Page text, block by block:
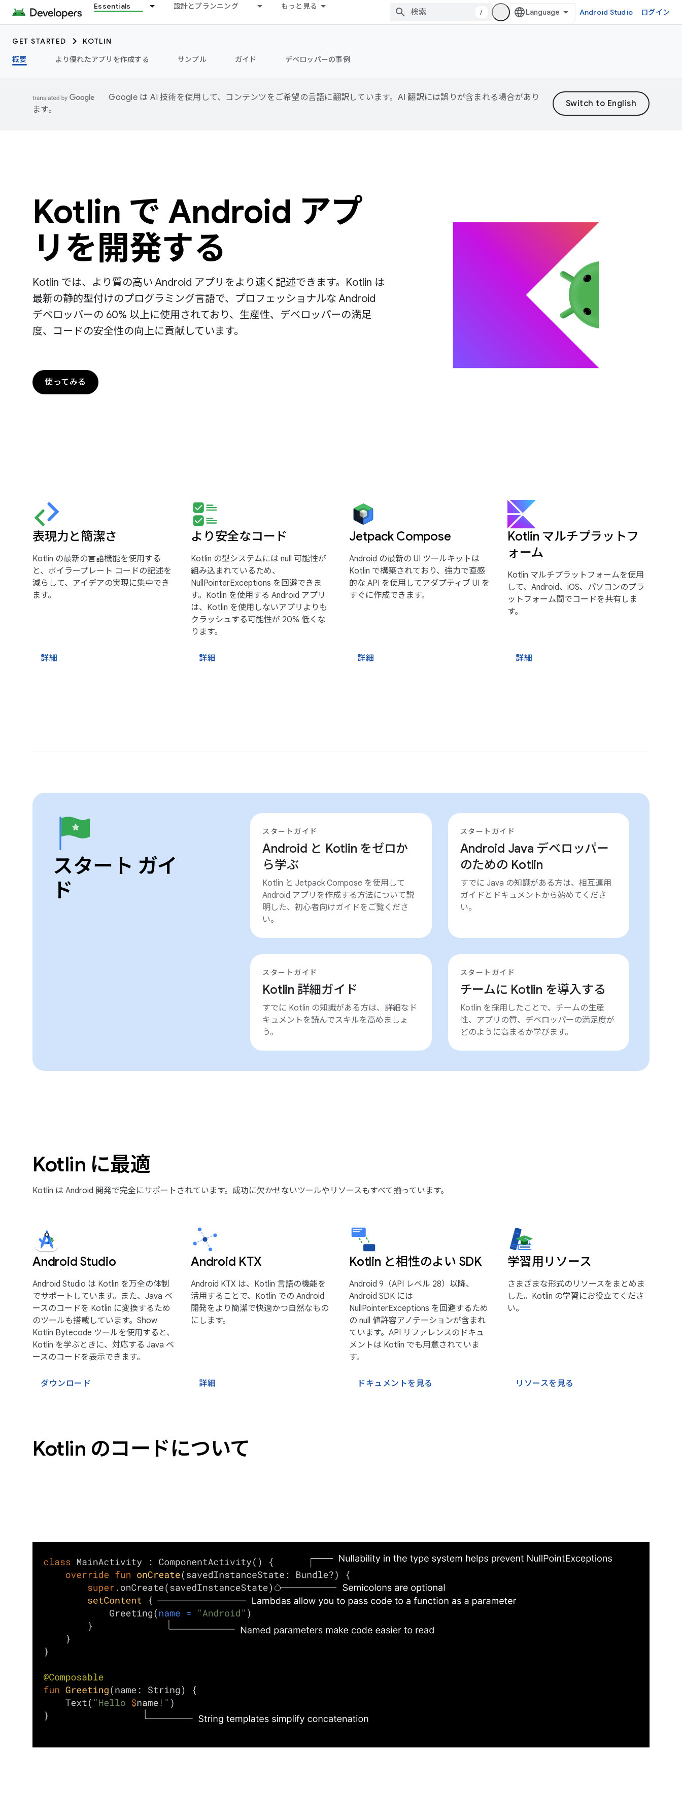
Essentials 設計とプランニング もっと見る
/ Android Studio ログイン
GET STARTED
KOTLIN
概要
より優れたアプリを作成する サンプル ガイド デベロッパーの事例
Google は AI 技術を使用して、コンテンツをご希望の言語に翻訳しています。AI 翻訳には誤りが含まれる場合があり
ます。
Kotlin で Android アプ
リを開発する
Kotlin では、より質の高い Android アプリをより速く記述できます。Kotlin は
最新の静的型付けのプログラミング言語で、プロフェッショナルな Android
デベロッパーの 60% 以上に使用されており、生産性、デベロッパーの満足
度、コードの安全性の向上に貢献しています。
使ってみる
表現力と簡潔さ
Kotlin の最新の言語機能を使用する
と、ボイラープレート コードの記述を
減らして、アイデアの実現に集中でき
ます。
詳細
より安全なコード
Kotlin の型システムには null 可能性が
組み込まれているため、
NullPointerExceptions を回避できま
す。Kotlin を使用する Android アプリ
は、Kotlin を使用しないアプリよりも
クラッシュする可能性が 20% 低くな
ります。
詳細
Jetpack Compose
Android の最新の UI ツールキットは
Kotlin で構築されており、強力で直感
的な API を使用してアダプティブ UI を
すぐに作成できます。
詳細
Kotlin マルチプラットフ
ォーム
Kotlin マルチプラットフォームを使用
して、Android、iOS、パソコンのプラ
ットフォーム間でコードを共有しま
す。
詳細
スタート ガイ
ド
スタートガイド
Android と Kotlin をゼロか
ら学ぶ
Kotlin と Jetpack Compose を使用して
Android アプリを作成する方法について説
明した、初心者向けガイドをご覧くださ
い。
スタートガイド
Android Java デベロッパー
のための Kotlin
すでに Java の知識がある方は、相互運用
ガイドとドキュメントから始めてくださ
い。
スタートガイド
Kotlin 詳細ガイド
すでに Kotlin の知識がある方は、詳細なド
キュメントを読んでスキルを高めましょ
う。
スタートガイド
チームに Kotlin を導入する
Kotlin を採用したことで、チームの生産
性、アプリの質、デベロッパーの満足度が
どのように高まるか学びます。
Kotlin に最適
Kotlin は Android 開発で完全にサポートされています。成功に欠かせないツールやリソースもすべて揃っています。
Android Studio
Android Studio は Kotlin を万全の体制
でサポートしています。また、Java ベ
ースのコードを Kotlin に変換するため
のツールも搭載しています。Show
Kotlin Bytecode ツールを使用すると、
Kotlin を学ぶときに、対応する Java ベ
ースのコードを表示できます。
ダウンロード
Android KTX
Android KTX は、Kotlin 言語の機能を
活用することで、Kotlin での Android
開発をより簡潔で快適かつ自然なもの
にします。
詳細
Kotlin と相性のよい SDK
Android 9（API レベル 28）以降、
Android SDK には
NullPointerExceptions を回避するため
の null 値許容アノテーションが含まれ
ています。API リファレンスのドキュ
メントは Kotlin でも用意されていま
す。
ドキュメントを見る
学習用リソース
さまざまな形式のリソースをまとめま
した。Kotlin の学習にお役立てくださ
い。
リソースを見る
Kotlin のコードについて